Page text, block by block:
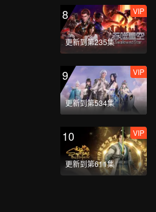
8
更新到第235集
VIP
9
更新到第534集
VIP
10
更新到第611集
VIP